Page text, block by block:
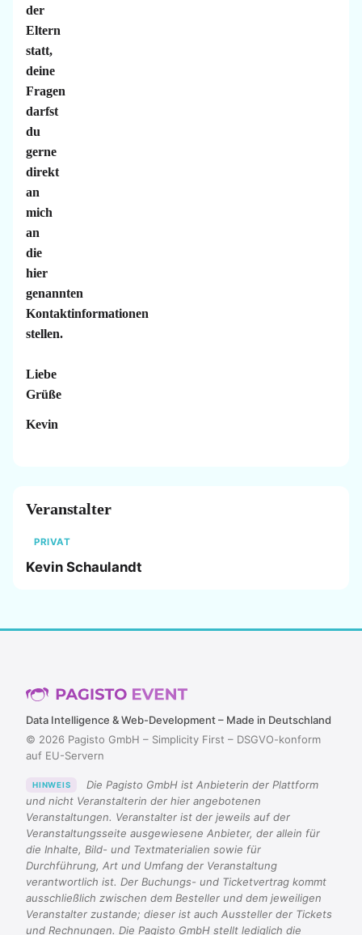
der
Eltern
statt,
deine
Fragen
darfst
du
gerne
direkt
an
mich
an
die
hier
genannten
Kontaktinformationen
stellen.
Liebe
Grüße
Kevin
Veranstalter
PRIVAT
Kevin Schaulandt
Data Intelligence & Web-Development – Made in Deutschland
© 2026 Pagisto GmbH – Simplicity First – DSGVO-konform
auf EU-Servern
HINWEIS
Die Pagisto GmbH ist Anbieterin der Plattform
und nicht Veranstalterin der hier angebotenen
Veranstaltungen. Veranstalter ist der jeweils auf der
Veranstaltungsseite ausgewiesene Anbieter, der allein für
die Inhalte, Bild- und Textmaterialien sowie für
Durchführung, Art und Umfang der Veranstaltung
verantwortlich ist. Der Buchungs- und Ticketvertrag kommt
ausschließlich zwischen dem Besteller und dem jeweiligen
Veranstalter zustande; dieser ist auch Aussteller der Tickets
und Rechnungen. Die Pagisto GmbH stellt lediglich die